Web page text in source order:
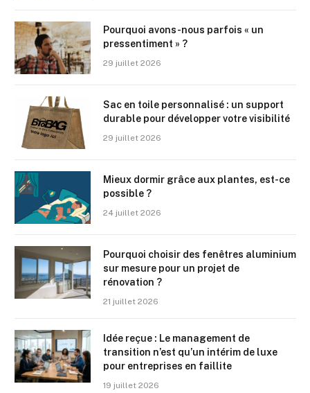
Pourquoi avons-nous parfois « un
pressentiment » ?
29 juillet 2026
Sac en toile personnalisé : un support
durable pour développer votre visibilité
29 juillet 2026
Mieux dormir grâce aux plantes, est-ce
possible ?
24 juillet 2026
Pourquoi choisir des fenêtres aluminium
sur mesure pour un projet de
rénovation ?
21 juillet 2026
Idée reçue : Le management de
transition n’est qu’un intérim de luxe
pour entreprises en faillite
19 juillet 2026